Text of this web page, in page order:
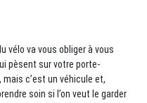
vélo va vous obliger à vous
pèsent sur votre porte-
c’est un véhicule et,
soin si l’on veut le garder